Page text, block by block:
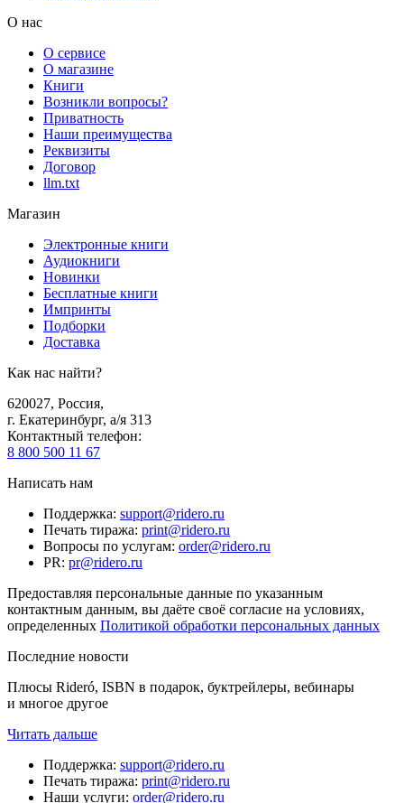
О нас
О сервисе
О магазине
Книги
Возникли вопросы?
Приватность
Наши преимущества
Реквизиты
Договор
llm.txt
Магазин
Электронные книги
Аудиокниги
Новинки
Бесплатные книги
Импринты
Подборки
Доставка
Как нас найти?
620027, Россия,
г. Екатеринбург, а/я 313
Контактный телефон:
8 800 500 11 67
Написать нам
Поддержка: support@ridero.ru
Печать тиража: print@ridero.ru
Вопросы по услугам: order@ridero.ru
PR: pr@ridero.ru
Предоставляя персональные данные по указанным
контактным данным, вы даёте своё согласие на условиях,
определенных Политикой обработки персональных данных
Последние новости
Плюсы Rideró, ISBN в подарок, буктрейлеры, вебинары
и многое другое
Читать дальше
Поддержка: support@ridero.ru
Печать тиража: print@ridero.ru
Наши услуги: order@ridero.ru